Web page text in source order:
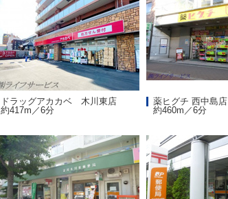
ドラッグアカカベ 木川東店
約417m／6分
薬ヒグチ 西中島店
約460m／6分